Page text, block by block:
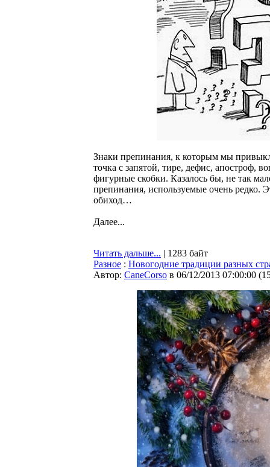
Знаки препинания, к которым мы
точка с запятой, тире, дефис, апостроф,
фигурные скобки. Казалось бы, не так
препинания, используемые очень редко.
обиход…
Далее...
Читать дальше... | 1283 байт
Разное : Новогодние традиции разных
Автор: CaneCorso в 06/12/2013 07:00:00 (